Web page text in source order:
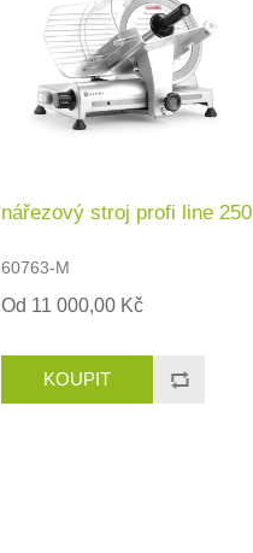
nářezový stroj profi line 250
60763-M
Od 11 000,00 Kč